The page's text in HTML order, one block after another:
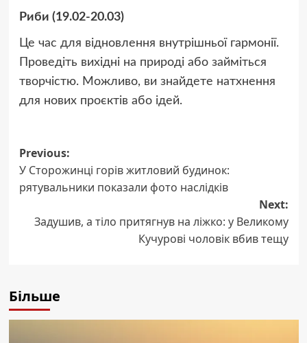
Риби (19.02-20.03)
Це час для відновлення внутрішньої гармонії.
Проведіть вихідні на природі або займіться
творчістю. Можливо, ви знайдете натхнення
для нових проєктів або ідей.
Post
navigation
Previous:
У Сторожинці горів житловий будинок:
рятувальники показали фото наслідків
Next:
Задушив, а тіло притягнув на ліжко: у Великому
Кучурові чоловік вбив тещу
Більше